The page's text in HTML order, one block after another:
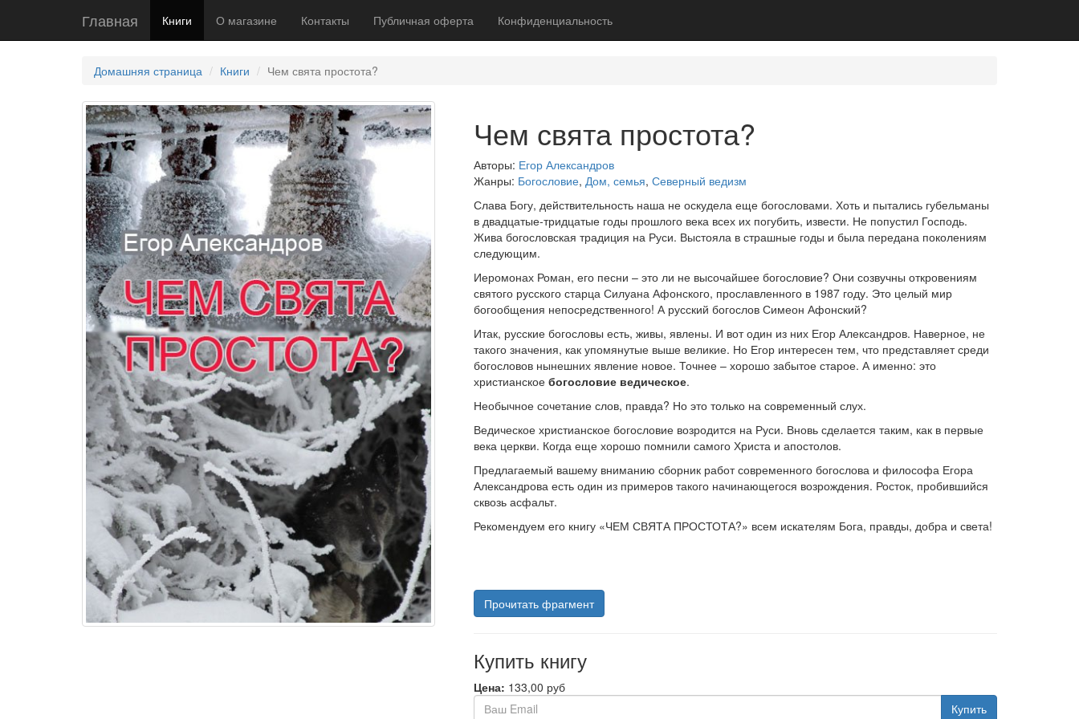
Главная Книги О магазине Контакты Публичная оферта Конфиденциальность
Домашняя страница Книги Чем свята простота?
Чем свята простота?
Авторы: Егор Александров
Жанры: Богословие, Дом, семья, Северный ведизм
Слава Богу, действительность наша не оскудела еще богословами. Хоть и пытались губельманы
в двадцатые-тридцатые годы прошлого века всех их погубить, извести. Не попустил Господь.
Жива богословская традиция на Руси. Выстояла в страшные годы и была передана поколениям
следующим.
Иеромонах Роман, его песни – это ли не высочайшее богословие? Они созвучны откровениям
святого русского старца Силуана Афонского, прославленного в 1987 году. Это целый мир
богообщения непосредственного! А русский богослов Симеон Афонский?
Итак, русские богословы есть, живы, явлены. И вот один из них Егор Александров. Наверное, не
такого значения, как упомянутые выше великие. Но Егор интересен тем, что представляет среди
богословов нынешних явление новое. Точнее – хорошо забытое старое. А именно: это
христианское богословие ведическое.
Необычное сочетание слов, правда? Но это только на современный слух.
Ведическое христианское богословие возродится на Руси. Вновь сделается таким, как в первые
века церкви. Когда еще хорошо помнили самого Христа и апостолов.
Предлагаемый вашему вниманию сборник работ современного богослова и философа Егора
Александрова есть один из примеров такого начинающегося возрождения. Росток, пробившийся
сквозь асфальт.
Рекомендуем его книгу «ЧЕМ СВЯТА ПРОСТОТА?» всем искателям Бога, правды, добра и света!
Прочитать фрагмент
Купить книгу
Цена: 133,00 руб
Купить